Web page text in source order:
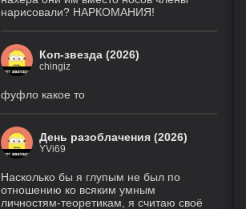
нарисовали? НАРКОМАНИЯ!
Коп-звезда (2026)
chingiz
фуфло какое то
День разоблачения (2026)
YVi69
Насколько бы я глупым не был по
отношению ко всяким умным
личностям-теоретикам, я считаю своё